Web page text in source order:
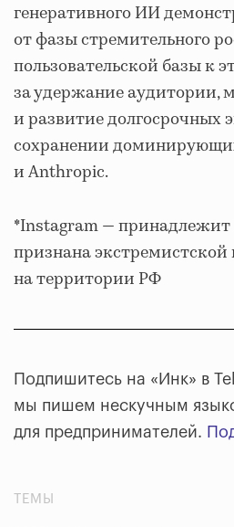
генеративного ИИ
от фазы стремительного
пользовательской базы к
за удержание аудитории,
и развитие долгосрочных
сохранении
и Anthropic.
*Instagram — принадлежит
признана
на территории РФ
Подпишитесь на «Инк» в
мы пишем нескучным
для предпринимателей.
ТЕМЫ